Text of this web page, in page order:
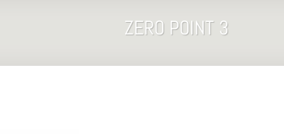
ZERO POINT 3